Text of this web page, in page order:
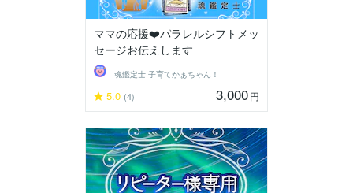
ママの応援❤️パラレルシフトメッ
セージお伝えします
魂鑑定士 子育てかぁちゃん！
5.0 (4) 3,000円